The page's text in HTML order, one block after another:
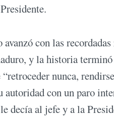
con las
y la historia
nunca,
autoridad con un paro
decía al jefe y a la